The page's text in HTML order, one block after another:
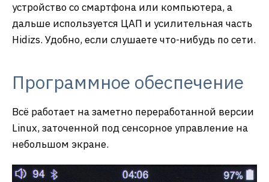
устройство со смартфона или компьютера, а
дальше используется ЦАП и усилительная часть
Hidizs. Удобно, если слушаете что-нибудь по сети.
Программное обеспечение
Всё работает на заметно переработанной версии
Linux, заточенной под сенсорное управление на
небольшом экране.